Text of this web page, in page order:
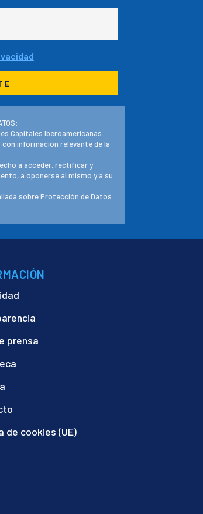
Capitales Iberoamericanas.
información relevante de la
a acceder, rectificar y
a oponerse al mismo y a su
sobre Protección de Datos
prensa
de cookies (UE)